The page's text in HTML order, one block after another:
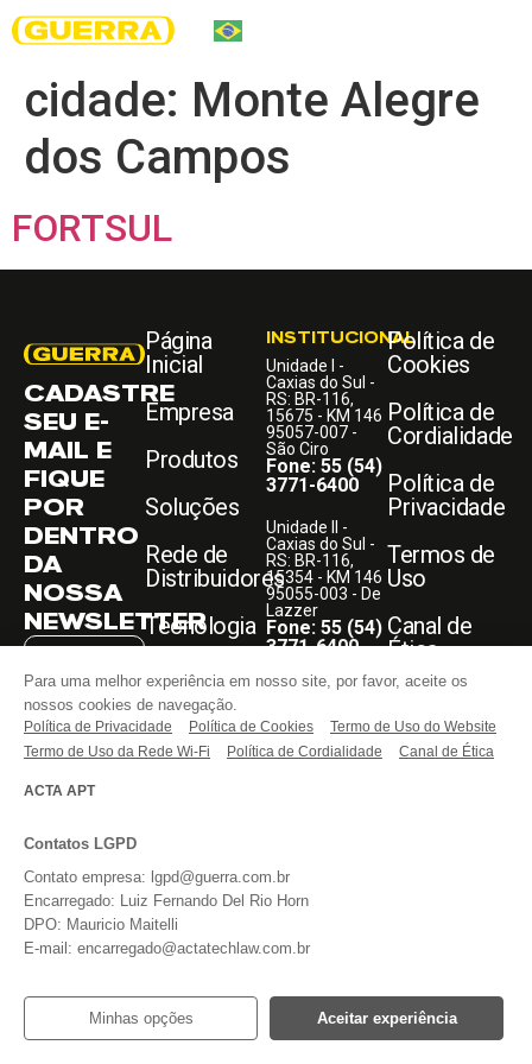
cidade: Monte Alegre
dos Campos
FORTSUL
CADASTRE
SEU E-
MAIL E
FIQUE
POR
DENTRO
DA
NOSSA
NEWSLETTER
Li e aceito o
aviso acima,
website da
Implementos.
ASSINAR
Página
Inicial
Empresa
Produtos
Soluções
Rede de
Distribuidores
Tecnologia
Blog
Faça Parte
Entre em
INSTITUCIONAL
Unidade I -
Caxias do Sul -
RS: BR-116,
15675 - KM 146
95057-007 -
São Ciro
Fone: 55 (54)
3771-6400
Unidade II -
Caxias do Sul -
RS: BR-116,
15354 - KM 146
95055-003 - De
Lazzer
Fone: 55 (54)
3771-6400
Unidade -
Rodovia
Anhanguera,
KM 108,05
Política de
Cookies
Política de
Cordialidade
Política de
Privacidade
Termos de
Uso
Canal de
Ética
Guerra
Todos os direitos
Para uma melhor experiência em nosso site, por favor, aceite os
nossos cookies de navegação.
Política de Privacidade Política de Cookies
Termo de Uso do Website
Termo de Uso da Rede Wi-Fi
Política de Cordialidade Canal de Ética
ACTA APT
Contatos LGPD
Contato empresa: lgpd@guerra.com.br
Encarregado: Luiz Fernando Del Rio Horn
DPO: Mauricio Maitelli
E-mail: encarregado@actatechlaw.com.br
Minhas opções Aceitar experiência